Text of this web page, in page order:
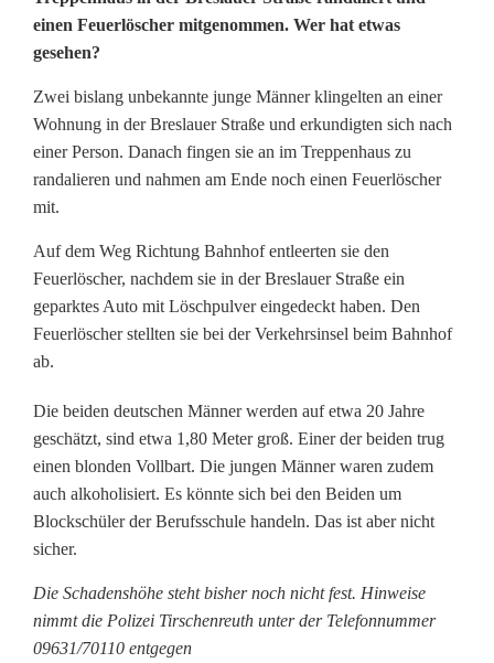
n
b
e
k
a
n
t
e
a
n
d
a
l
i
einen Feuerlöscher mitgenommen. Wer hat etwas
gesehen?
Zwei bislang unbekannte junge Männer klingelten an einer
Wohnung in der Breslauer Straße und erkundigten sich nach
einer Person. Danach fingen sie an im Treppenhaus zu
randalieren und nahmen am Ende noch einen Feuerlöscher
mit.
Auf dem Weg Richtung Bahnhof entleerten sie den
Feuerlöscher, nachdem sie in der Breslauer Straße ein
geparktes Auto mit Löschpulver eingedeckt haben. Den
Feuerlöscher stellten sie bei der Verkehrsinsel beim Bahnhof
ab.
Die beiden deutschen Männer werden auf etwa 20 Jahre
geschätzt, sind etwa 1,80 Meter groß. Einer der beiden trug
einen blonden Vollbart. Die jungen Männer waren zudem
auch alkoholisiert. Es könnte sich bei den Beiden um
Blockschüler der Berufsschule handeln. Das ist aber nicht
sicher.
Die Schadenshöhe steht bisher noch nicht fest. Hinweise
nimmt die Polizei Tirschenreuth unter der Telefonnummer
09631/70110 entgegen